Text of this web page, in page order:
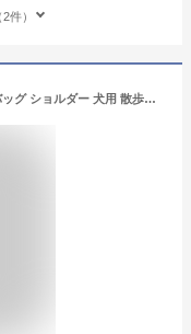
件）
犬 お 散歩 バッグ 斜めがけ ショルダーバッグ ショルダー 犬用 散歩バッグ お散歩バッグ グッズ シーズー トイプードル チワワ 柴犬 シュナウザー ダックスフンド ポメラニアン シュナウザー フレンチブルドッグ 専門店 屋 雑貨 誕生日プレゼント クリスマス プレゼント